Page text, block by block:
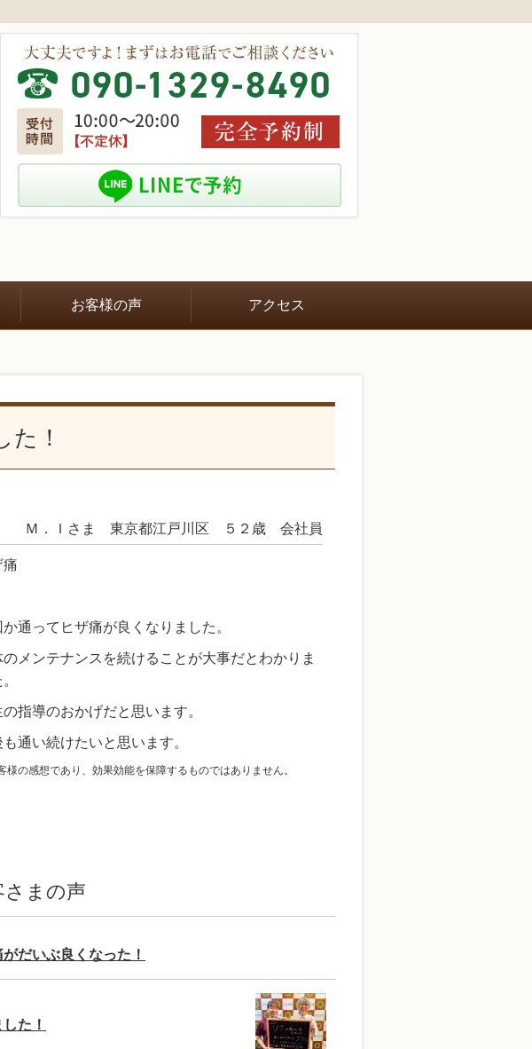
お客様の声 アクセス
た！
Ｍ．Ｉさま 東京都江戸川区 ５２歳 会社員
痛
通ってヒザ痛が良くなりました。
のメンテナンスを続けることが大事だとわかりま
の指導のおかげだと思います。
通い続けたいと思います。
様の感想であり、効果効能を保障するものではありません。
さまの声
だいぶ良くなった！
た！